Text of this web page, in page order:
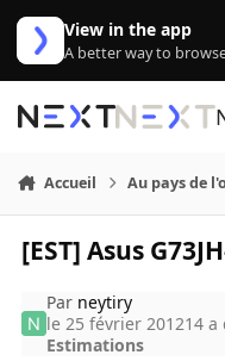
Aller au contenu
View in the app
A better way to
Accueil Au pays de
[EST] Asus
Par neytiry
le 25 février 201214 a
Estimations